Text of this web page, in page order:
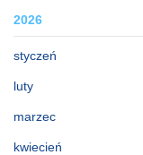
2026
styczeń
luty
marzec
kwiecień